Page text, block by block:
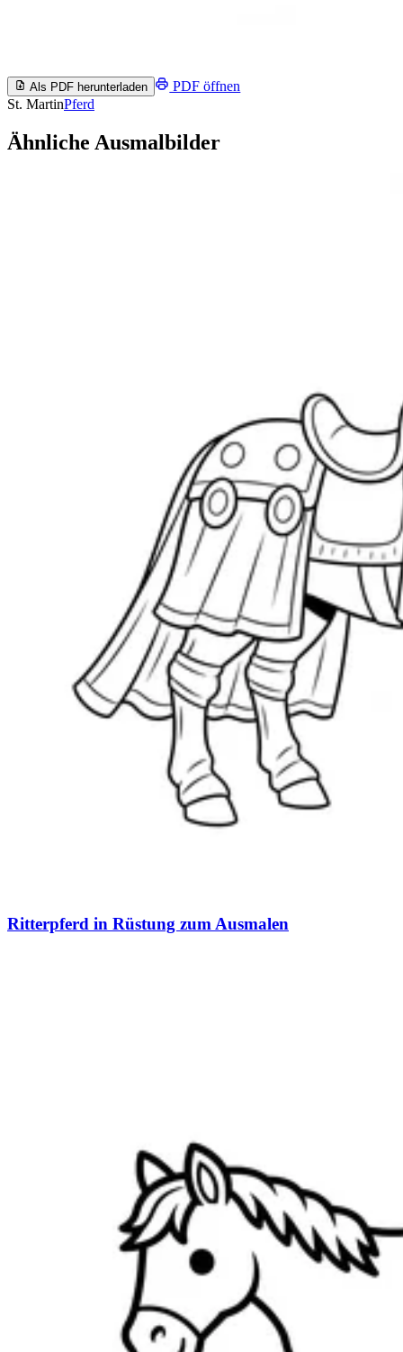
Als PDF herunterladen
PDF öffnen
St. MartinPferd
Ähnliche Ausmalbilder
Ritterpferd in Rüstung zum Ausmalen